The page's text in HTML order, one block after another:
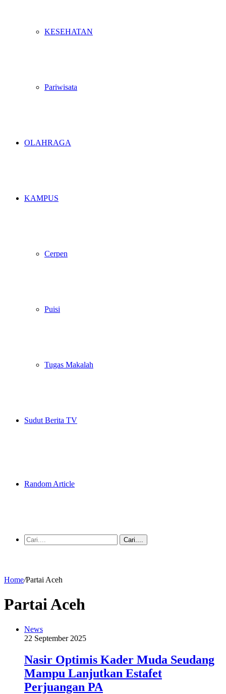
KESEHATAN
Pariwisata
OLAHRAGA
KAMPUS
Cerpen
Puisi
Tugas Makalah
Sudut Berita TV
Random Article
Cari....
Home/Partai Aceh
Partai Aceh
News
22 September 2025
Nasir Optimis Kader Muda Seudang
Mampu Lanjutkan Estafet
Perjuangan PA